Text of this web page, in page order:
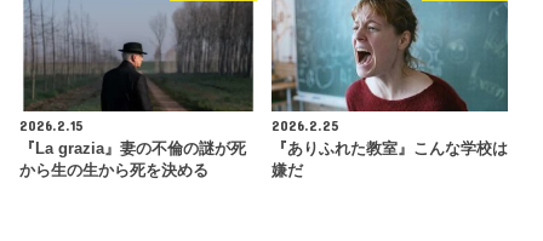
2026.2.15
『La grazia』妻の不倫の謎が死
から生の生から死を決める
2026.2.25
『ありふれた教室』こんな学校は
嫌だ